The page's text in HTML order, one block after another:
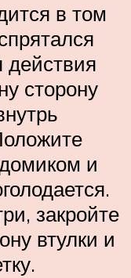
в том
сторону
и
закройте
втулки и